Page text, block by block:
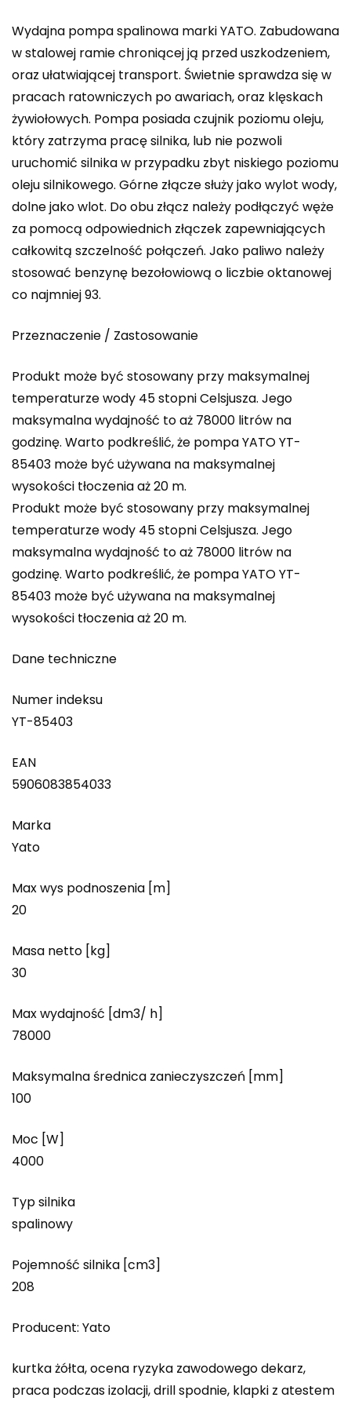
Wydajna pompa spalinowa marki YATO. Zabudowana
w stalowej ramie chroniącej ją przed uszkodzeniem,
oraz ułatwiającej transport. Świetnie sprawdza się w
pracach ratowniczych po awariach, oraz klęskach
żywiołowych. Pompa posiada czujnik poziomu oleju,
który zatrzyma pracę silnika, lub nie pozwoli
uruchomić silnika w przypadku zbyt niskiego poziomu
oleju silnikowego. Górne złącze służy jako wylot wody,
dolne jako wlot. Do obu złącz należy podłączyć węże
za pomocą odpowiednich złączek zapewniających
całkowitą szczelność połączeń. Jako paliwo należy
stosować benzynę bezołowiową o liczbie oktanowej
co najmniej 93.
Przeznaczenie / Zastosowanie
Produkt może być stosowany przy maksymalnej
temperaturze wody 45 stopni Celsjusza. Jego
maksymalna wydajność to aż 78000 litrów na
godzinę. Warto podkreślić, że pompa YATO YT-
85403 może być używana na maksymalnej
wysokości tłoczenia aż 20 m.
Produkt może być stosowany przy maksymalnej
temperaturze wody 45 stopni Celsjusza. Jego
maksymalna wydajność to aż 78000 litrów na
godzinę. Warto podkreślić, że pompa YATO YT-
85403 może być używana na maksymalnej
wysokości tłoczenia aż 20 m.
Dane techniczne
Numer indeksu
YT-85403
EAN
5906083854033
Marka
Yato
Max wys podnoszenia [m]
20
Masa netto [kg]
30
Max wydajność [dm3/ h]
78000
Maksymalna średnica zanieczyszczeń [mm]
100
Moc [W]
4000
Typ silnika
spalinowy
Pojemność silnika [cm3]
208
Producent: Yato
kurtka żółta, ocena ryzyka zawodowego dekarz,
praca podczas izolacji, drill spodnie, klapki z atestem